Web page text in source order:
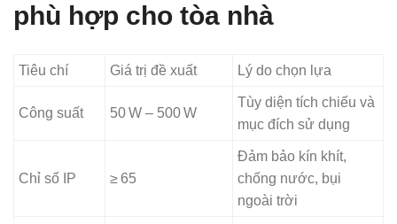
phù hợp cho tòa nhà
Tiêu chí Giá trị đề xuất Lý do chọn lựa
Công suất 50 W – 500 W
Tùy diện tích chiếu và
mục đích sử dụng
Chỉ số IP ≥ 65
Đảm bảo kín khít,
chống nước, bụi
ngoài trời